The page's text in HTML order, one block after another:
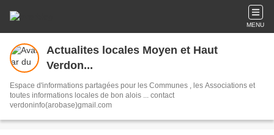
MENU
Actualites locales Moyen et Haut
Verdon...
Espace d'informations partagées pour les Communes , les Associations et
toutes informations locales de bon alois ... contact
verdoninfo(arobase)gmail.com